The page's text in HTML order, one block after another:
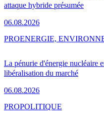
attaque hybride présumée
06.08.2026
La pénurie d'énergie nucléaire
libéralisation du marché
06.08.2026
PROENERGIE,
PROPOLITIQUE